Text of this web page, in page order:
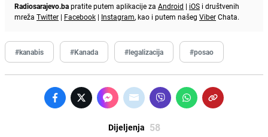
Radiosarajevo.bapratite putem aplikacije za Android | iOS i društvenih
mreža Twitter | Facebook | Instagram, kao i putem našeg ViberChata.
#kanabis #Kanada #legalizacija #posao
Dijeljenja 58